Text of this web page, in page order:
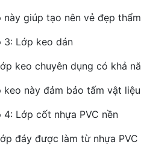
này giúp tạo nên vẻ đẹp
3: Lớp keo dán
keo chuyên dụng có khả
keo này đảm bảo tấm vật
4: Lớp cốt nhựa PVC nền
đáy được làm từ nhựa